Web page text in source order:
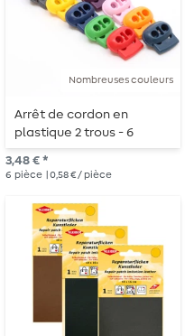
Nombreuses couleurs
Arrêt de cordon en
plastique 2 trous - 6
pièces
3,48 € *
6 pièce | 0,58 € / pièce